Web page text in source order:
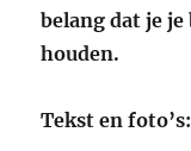
belang dat je
houden.
Tekst en